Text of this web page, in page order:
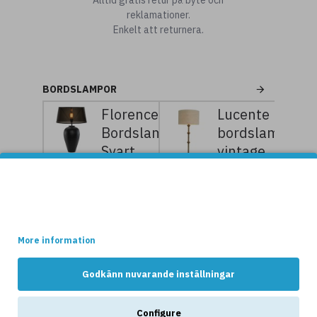
More information
Godkänn nuvarande inställningar
Configure
reklamationer.
Enkelt att returnera.
BORDSLAMPOR
Florence
Bordslampa
Svart
Lucente
bordslampa
vintage